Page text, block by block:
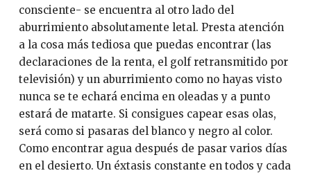
consciente- se encuentra al otro lado del
aburrimiento absolutamente letal. Presta atención
a la cosa más tediosa que puedas encontrar (las
declaraciones de la renta, el golf retransmitido por
televisión) y un aburrimiento como no hayas visto
nunca se te echará encima en oleadas y a punto
estará de matarte. Si consigues capear esas olas,
será como si pasaras del blanco y negro al color.
Como encontrar agua después de pasar varios días
en el desierto. Un éxtasis constante en todos y cada